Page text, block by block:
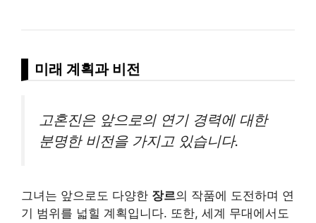
미래 계획과 비전
고혼진은 앞으로의 연기 경력에 대한
분명한 비전을 가지고 있습니다.
그녀는 앞으로도 다양한 장르의 작품에 도전하며 연
기 범위를 넓힐 계획입니다. 또한, 세계 무대에서도